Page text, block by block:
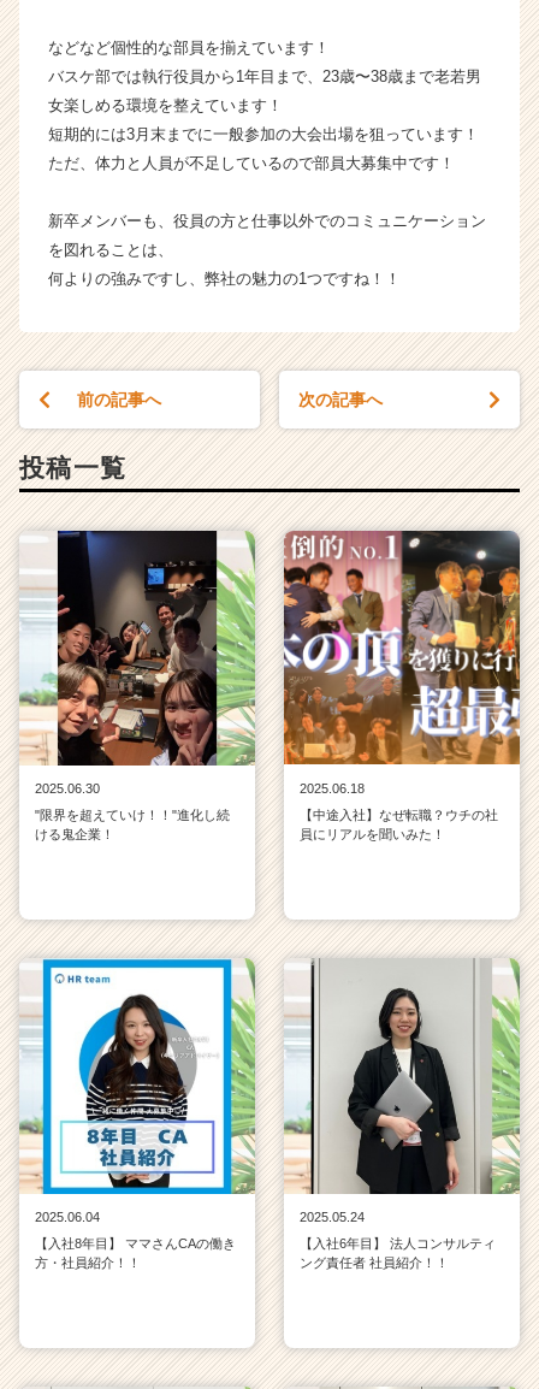
か
ら
ス
ウ
ト
届
就
ト
ア
ア
（C
h
e
e
r
C
a
e
r）
などなど個性的な部員を揃えています！
バスケ部では執行役員から1年目まで、23歳〜38歳まで老若男
女楽しめる環境を整えています！
短期的には3月末までに一般参加の大会出場を狙っています！
ただ、体力と人員が不足しているので部員大募集中です！
新卒メンバーも、役員の方と仕事以外でのコミュニケーション
を図れることは、
何よりの強みですし、弊社の魅力の1つですね！！
前の記事へ 次の記事へ
投稿一覧
2025.06.30
"限界を超えていけ！！"進化し続
ける鬼企業！
2025.06.18
【中途入社】なぜ転職？ウチの社
員にリアルを聞いみた！
2025.06.04
【入社8年目】 ママさんCAの働き
方・社員紹介！！
2025.05.24
【入社6年目】 法人コンサルティ
ング責任者 社員紹介！！